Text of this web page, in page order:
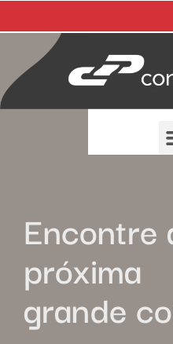
Encontre
próxima
grande